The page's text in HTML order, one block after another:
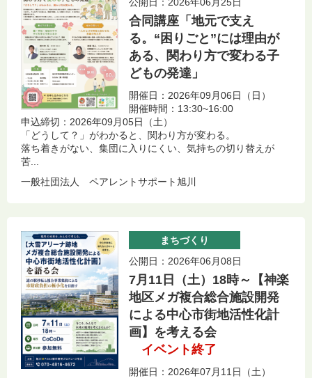
合同講座「地元で支え
る。“困りごと”には理由が
ある、関わり方で変わる子
どもの発達」
開催日：2026年09月06日（日）
開催時間：13:30~16:00
申込締切：2026年09月05日（土）
「どうして？」がわかると、関わり方が変わる。
落ち着きがない、集団に入りにくい、気持ちの切り替えが
苦...
一般社団法人 ペアレントサポート旭川
まちづくり
公開日：2026年06月08日
7月11日（土）18時～【神楽
地区メガ複合総合施設開発
による中心市街地活性化計
画】を考える会
イベント終了
開催日：2026年07月11日（土）